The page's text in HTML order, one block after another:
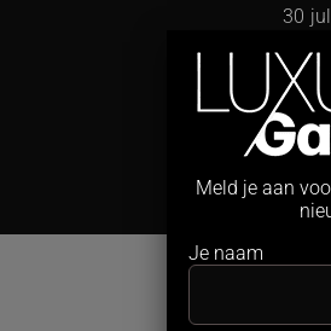
30
Meld je aan
Je naam